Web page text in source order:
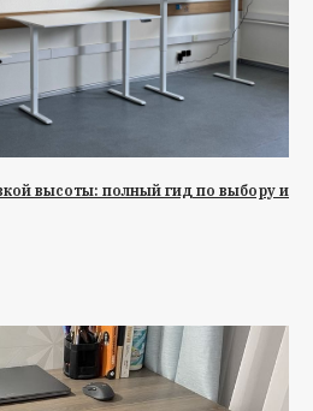
высоты: полный гид по выбору и